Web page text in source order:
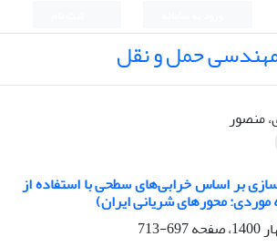
حمل و نقل
منصور
بر اساس خرابی‌های سطحی با استفاده از
محور‌های شریانی ایران)
697-713